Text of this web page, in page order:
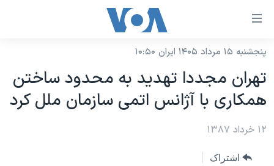
لینکهای
دسترسی
جهش
محتوای
اصلی
نسخه سبک وب‌سایت
موضوع ها
ایران
آمریکا
برنامه های تلویزیونی
جدول برنامه ها
پنجشنبه ۱۵ مرداد ۱۴۰۵ ایران ۱۰:۵۰
تهران مجددا تهديد به محدود ساختن
همکاری با آژانس اتمی سازمان ملل کرد
۱۲ خرداد ۱۳۸۷
اشتراک